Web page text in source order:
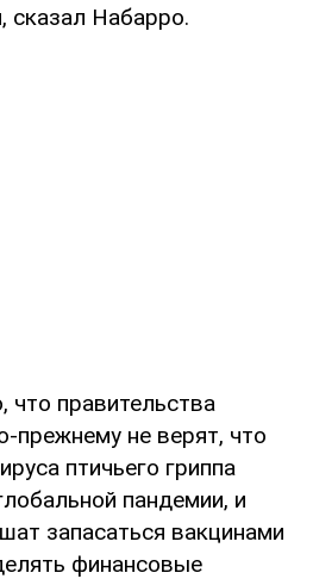
сказал Набарро.
что правительства
прежнему не верят, что
птичьего гриппа
пандемии, и
запасаться вакцинами
финансовые